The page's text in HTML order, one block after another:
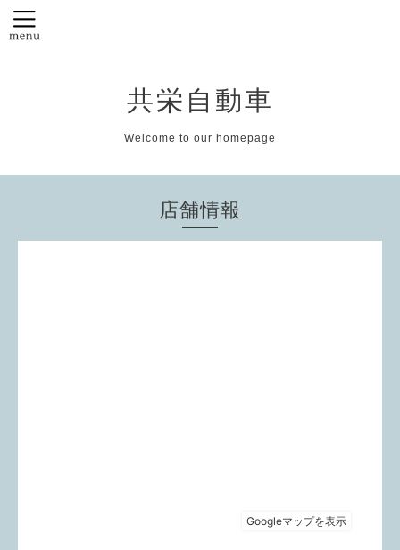
共栄自動車
Welcome to our homepage
店舗情報